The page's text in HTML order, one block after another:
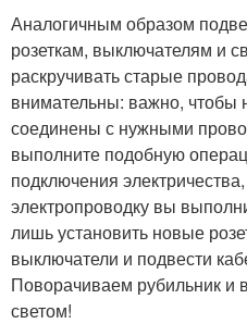
Аналогичным образом
розеткам, выключателям и
раскручивать старые
внимательны: важно,
соединены с нужными
выполните подобную
подключения
электропроводку вы
лишь установить новые
выключатели и подвести
Поворачиваем рубильник и
светом!